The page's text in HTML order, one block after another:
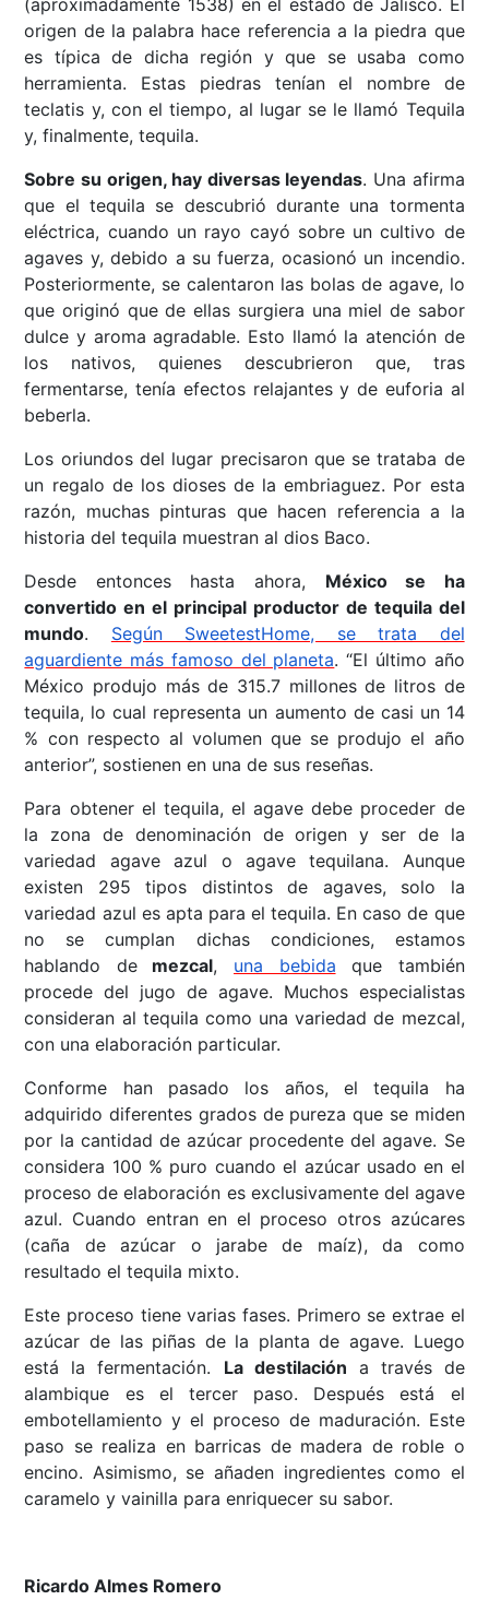
(aproximadamente 1538) en el estado de Jalisco. El
origen de la palabra hace referencia a la piedra que
es típica de dicha región y que se usaba como
herramienta. Estas piedras tenían el nombre de
teclatis y, con el tiempo, al lugar se le llamó Tequila
y, finalmente, tequila.
Sobre su origen, hay diversas leyendas. Una afirma
que el tequila se descubrió durante una tormenta
eléctrica, cuando un rayo cayó sobre un cultivo de
agaves y, debido a su fuerza, ocasionó un incendio.
Posteriormente, se calentaron las bolas de agave, lo
que originó que de ellas surgiera una miel de sabor
dulce y aroma agradable. Esto llamó la atención de
los nativos, quienes descubrieron que, tras
fermentarse, tenía efectos relajantes y de euforia al
beberla.
Los oriundos del lugar precisaron que se trataba de
un regalo de los dioses de la embriaguez. Por esta
razón, muchas pinturas que hacen referencia a la
historia del tequila muestran al dios Baco.
Desde entonces hasta ahora, México se ha
convertido en el principal productor de tequila del
mundo. Según SweetestHome, se trata del
aguardiente más famoso del planeta. “El último año
México produjo más de 315.7 millones de litros de
tequila, lo cual representa un aumento de casi un 14
% con respecto al volumen que se produjo el año
anterior”, sostienen en una de sus reseñas.
Para obtener el tequila, el agave debe proceder de
la zona de denominación de origen y ser de la
variedad agave azul o agave tequilana. Aunque
existen 295 tipos distintos de agaves, solo la
variedad azul es apta para el tequila. En caso de que
no se cumplan dichas condiciones, estamos
hablando demezcal, una bebida que también
procede del jugo de agave. Muchos especialistas
consideran al tequila como una variedad de mezcal,
con una elaboración particular.
Conforme han pasado los años, el tequila ha
adquirido diferentes grados de pureza que se miden
por la cantidad de azúcar procedente del agave. Se
considera 100 % puro cuando el azúcar usado en el
proceso de elaboración es exclusivamente del agave
azul. Cuando entran en el proceso otros azúcares
(caña de azúcar o jarabe de maíz), da como
resultado el tequila mixto.
Este proceso tiene varias fases. Primero se extrae el
azúcar de las piñas de la planta de agave. Luego
está la fermentación. La destilación a través de
alambique es el tercer paso. Después está el
embotellamiento y el proceso de maduración. Este
paso se realiza en barricas de madera de roble o
encino. Asimismo, se añaden ingredientes como el
caramelo y vainilla para enriquecer su sabor.
Ricardo Almes Romero